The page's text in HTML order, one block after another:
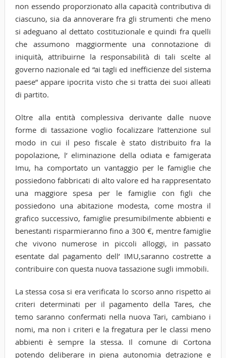
non essendo proporzionato alla capacità contributiva di
ciascuno, sia da annoverare fra gli strumenti che meno
si adeguano al dettato costituzionale e quindi fra quelli
che assumono maggiormente una connotazione di
iniquità, attribuirne la responsabilità di tali scelte al
governo nazionale ed “ai tagli ed inefficienze del sistema
paese” appare ipocrita visto che si tratta dei suoi alleati
di partito.
Oltre alla entità complessiva derivante dalle nuove
forme di tassazione voglio focalizzare l’attenzione sul
modo in cui il peso fiscale è stato distribuito fra la
popolazione, l’ eliminazione della odiata e famigerata
Imu, ha comportato un vantaggio per le famiglie che
possiedono fabbricati di alto valore ed ha rappresentato
una maggiore spesa per le famiglie con figli che
possiedono una abitazione modesta, come mostra il
grafico successivo, famiglie presumibilmente abbienti e
benestanti risparmieranno fino a 300 €, mentre famiglie
che vivono numerose in piccoli alloggi, in passato
esentate dal pagamento dell’ IMU,saranno costrette a
contribuire con questa nuova tassazione sugli immobili.
La stessa cosa si era verificata lo scorso anno rispetto ai
criteri determinati per il pagamento della Tares, che
temo saranno confermati nella nuova Tari, cambiano i
nomi, ma non i criteri e la fregatura per le classi meno
abbienti è sempre la stessa. Il comune di Cortona
potendo deliberare in piena autonomia detrazione e